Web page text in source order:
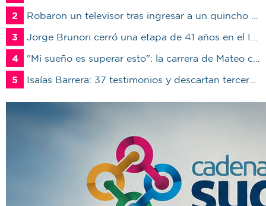
2
Robaron un televisor tras ingresar a un quincho en una vivienda de Marcos Juárez
3
Jorge Brunori cerró una etapa de 41 años en el INTA: “Me voy de mi casa para irme a mi casa”
4
"Mi sueño es superar esto": la carrera de Mateo contra el tiempo por un trasplante
5
Isaías Barrera: 37 testimonios y descartan terceros en Marcos Juárez